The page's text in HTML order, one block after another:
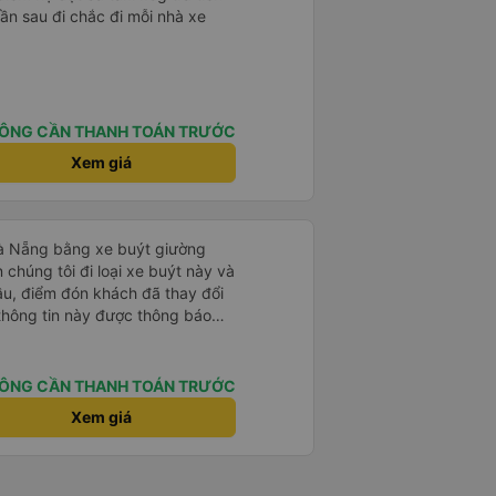
sau đi chắc đi mỗi nhà xe
CẦN THANH TOÁN TRƯỚC
Xem giá
Nẵng bằng xe buýt giường
chúng tôi đi loại xe buýt này và
điểm đón khách đã thay đổi
tin này được thông báo
địa điểm lúc 9 giờ nhưng xe
điều này rất đáng trân trọng.
đến muộn 10-15 phút. Khi xe
giúp đỡ chúng tôi và nhân
CẦN THANH TOÁN TRƯỚC
Xem giá